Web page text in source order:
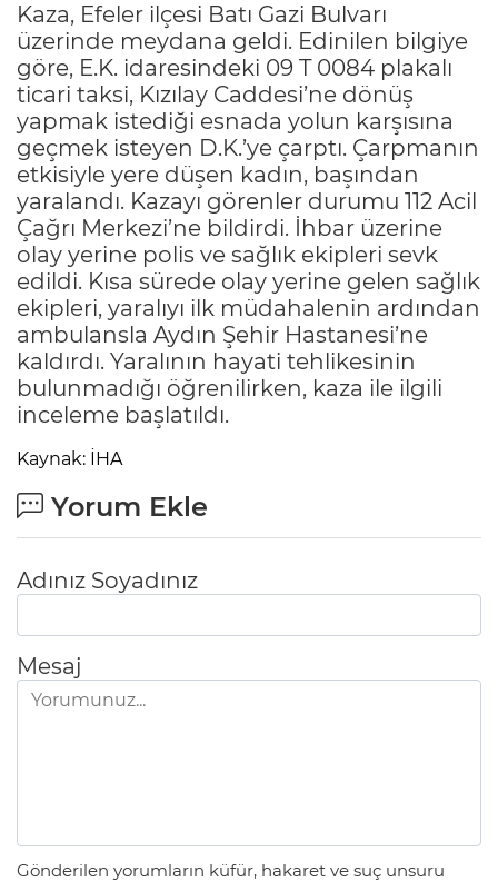
Kaza, Efeler ilçesi Batı Gazi Bulvarı
üzerinde meydana geldi. Edinilen bilgiye
göre, E.K. idaresindeki 09 T 0084 plakalı
ticari taksi, Kızılay Caddesi’ne dönüş
yapmak istediği esnada yolun karşısına
geçmek isteyen D.K.’ye çarptı. Çarpmanın
etkisiyle yere düşen kadın, başından
yaralandı. Kazayı görenler durumu 112 Acil
Çağrı Merkezi’ne bildirdi. İhbar üzerine
olay yerine polis ve sağlık ekipleri sevk
edildi. Kısa sürede olay yerine gelen sağlık
ekipleri, yaralıyı ilk müdahalenin ardından
ambulansla Aydın Şehir Hastanesi’ne
kaldırdı. Yaralının hayati tehlikesinin
bulunmadığı öğrenilirken, kaza ile ilgili
inceleme başlatıldı.
Kaynak: İHA
Yorum Ekle
Adınız Soyadınız
Mesaj
Gönderilen yorumların küfür, hakaret ve suç unsuru